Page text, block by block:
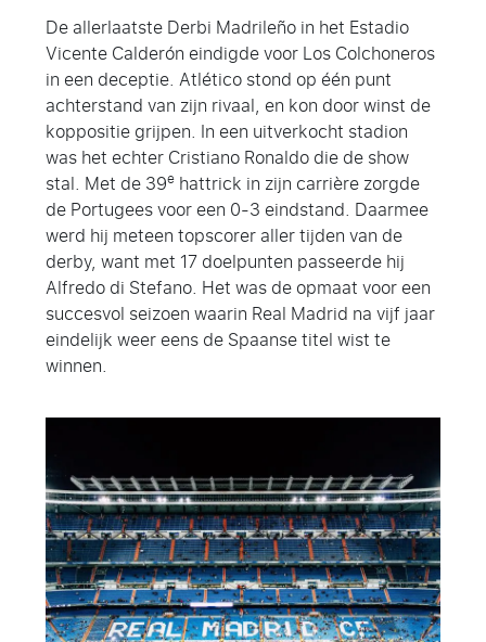
De allerlaatste Derbi Madrileño in het Estadio
Vicente Calderón eindigde voor Los Colchoneros
in een deceptie. Atlético stond op één punt
achterstand van zijn rivaal, en kon door winst de
koppositie grijpen. In een uitverkocht stadion
was het echter Cristiano Ronaldo die de show
stal. Met de 39e hattrick in zijn carrière zorgde
de Portugees voor een 0-3 eindstand. Daarmee
werd hij meteen topscorer aller tijden van de
derby, want met 17 doelpunten passeerde hij
Alfredo di Stefano. Het was de opmaat voor een
succesvol seizoen waarin Real Madrid na vijf jaar
eindelijk weer eens de Spaanse titel wist te
winnen.